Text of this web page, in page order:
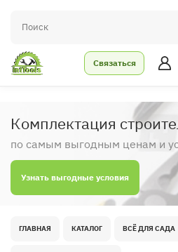
Связаться
Комплектация
по самым выгодным ценам и
Узнать выгодные условия
ГЛАВНАЯ КАТАЛОГ ВСЁ ДЛЯ САДА